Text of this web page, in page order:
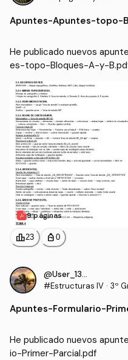
Apuntes-Apuntes-topo-
He publicado nuevos
es-topo-Bloques-A-y-
9 páginas
leaderboard23 personal_bag 0
@User_130540
#Estructuras IV · 3º
Apuntes-Formulario-
He publicado nuevos
io-Primer-Parcial.pdf